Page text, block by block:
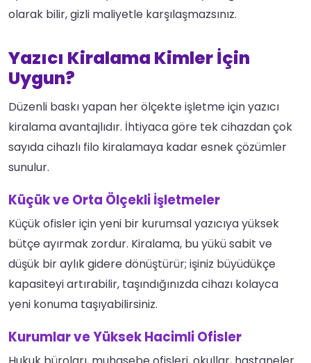
olarak bilir, gizli maliyetle karşılaşmazsınız.
Yazıcı Kiralama Kimler İçin
Uygun?
Düzenli baskı yapan her ölçekte işletme için yazıcı
kiralama avantajlıdır. İhtiyaca göre tek cihazdan çok
sayıda cihazlı filo kiralamaya kadar esnek çözümler
sunulur.
Küçük ve Orta Ölçekli İşletmeler
Küçük ofisler için yeni bir kurumsal yazıcıya yüksek
bütçe ayırmak zordur. Kiralama, bu yükü sabit ve
düşük bir aylık gidere dönüştürür; işiniz büyüdükçe
kapasiteyi artırabilir, taşındığınızda cihazı kolayca
yeni konuma taşıyabilirsiniz.
Kurumlar ve Yüksek Hacimli Ofisler